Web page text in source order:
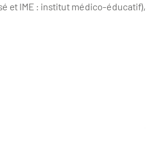
et IME : institut médico-éducatif),